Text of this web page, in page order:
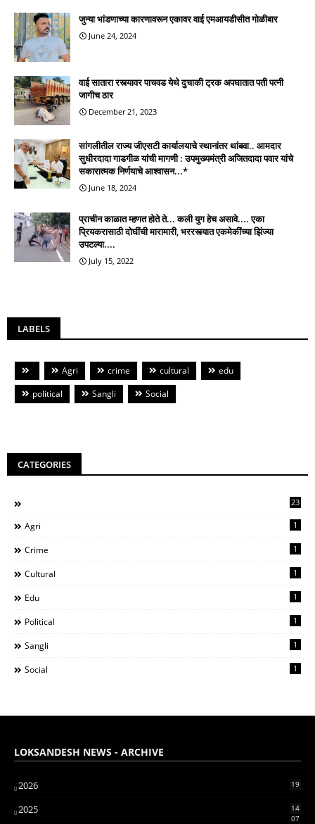
जुन्या भांडणाच्या कारणावरून एकावर वाई एमआयडीसीत गोळीबार
June 24, 2024
वाई सातारा रस्त्यावर पाचवड येथे दुचाकी ट्रक अपघातात पती पत्नी
जागीच ठार
December 21, 2023
सांगलीतील राज्य जीएसटी कार्यालयाचे स्थानांतर थांबवा.. आमदार
सुधीरदादा गाडगीळ यांची मागणी : उपमुख्यमंत्री अजितदादा पवार यांचे
सकारात्मक निर्णयाचे आश्वासन...*
June 18, 2024
प्राचीन काळात म्हणत होते ते... कली युग हेच असावे.... एका
प्रियकरासाठी दोघींची मारामारी, भररस्त्यात एकमेकींच्या झिंज्या
उपटल्या....
July 15, 2022
LABELS
Agri crime cultural
edu
political
Sangli Social
CATEGORIES
23
Agri 1
Crime 1
Cultural 1
Edu 1
Political 1
Sangli 1
Social 1
LOKSANDESH NEWS - ARCHIVE
2026 19
2025
14
07